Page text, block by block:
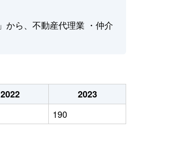
」から、不動産代理業 ・仲介
2022
2023
190